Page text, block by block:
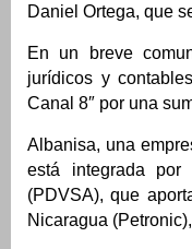
Daniel Ortega, que
En un breve
jurídicos y
Canal 8″ por una
Albanisa, una
está integrada
(PDVSA), que
Nicaragua